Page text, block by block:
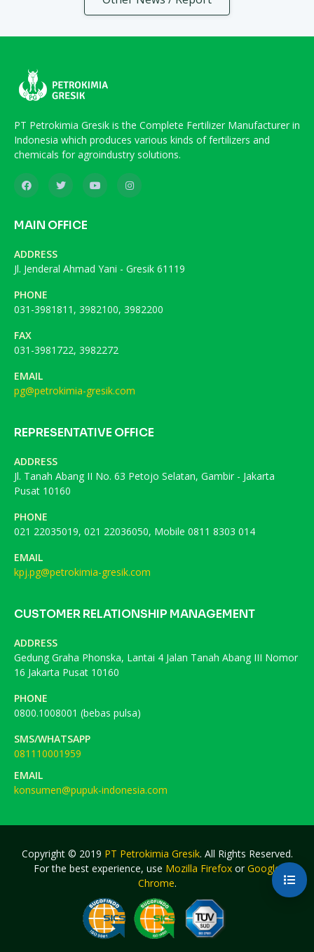
PT Petrokimia Gresik is the Complete Fertilizer Manufacturer in
Indonesia which produces various kinds of fertilizers and
chemicals for agroindustry solutions.
MAIN OFFICE
ADDRESS
Jl. Jenderal Ahmad Yani - Gresik 61119
PHONE
031-3981811, 3982100, 3982200
FAX
031-3981722, 3982272
EMAIL
pg@petrokimia-gresik.com
REPRESENTATIVE OFFICE
ADDRESS
Jl. Tanah Abang II No. 63 Petojo Selatan, Gambir - Jakarta
Pusat 10160
PHONE
021 22035019, 021 22036050, Mobile 0811 8303 014
EMAIL
kpj.pg@petrokimia-gresik.com
CUSTOMER RELATIONSHIP MANAGEMENT
ADDRESS
Gedung Graha Phonska, Lantai 4 Jalan Tanah Abang III Nomor
16 Jakarta Pusat 10160
PHONE
0800.1008001 (bebas pulsa)
SMS/WHATSAPP
081110001959
EMAIL
konsumen@pupuk-indonesia.com
Copyright © 2019 PT Petrokimia Gresik. All Rights Reserved.
For the best experience, use Mozilla Firefox or Google
Chrome.